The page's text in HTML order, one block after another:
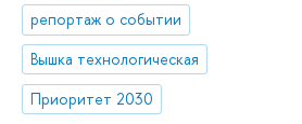
репортаж о событии
Вышка технологическая
Приоритет 2030